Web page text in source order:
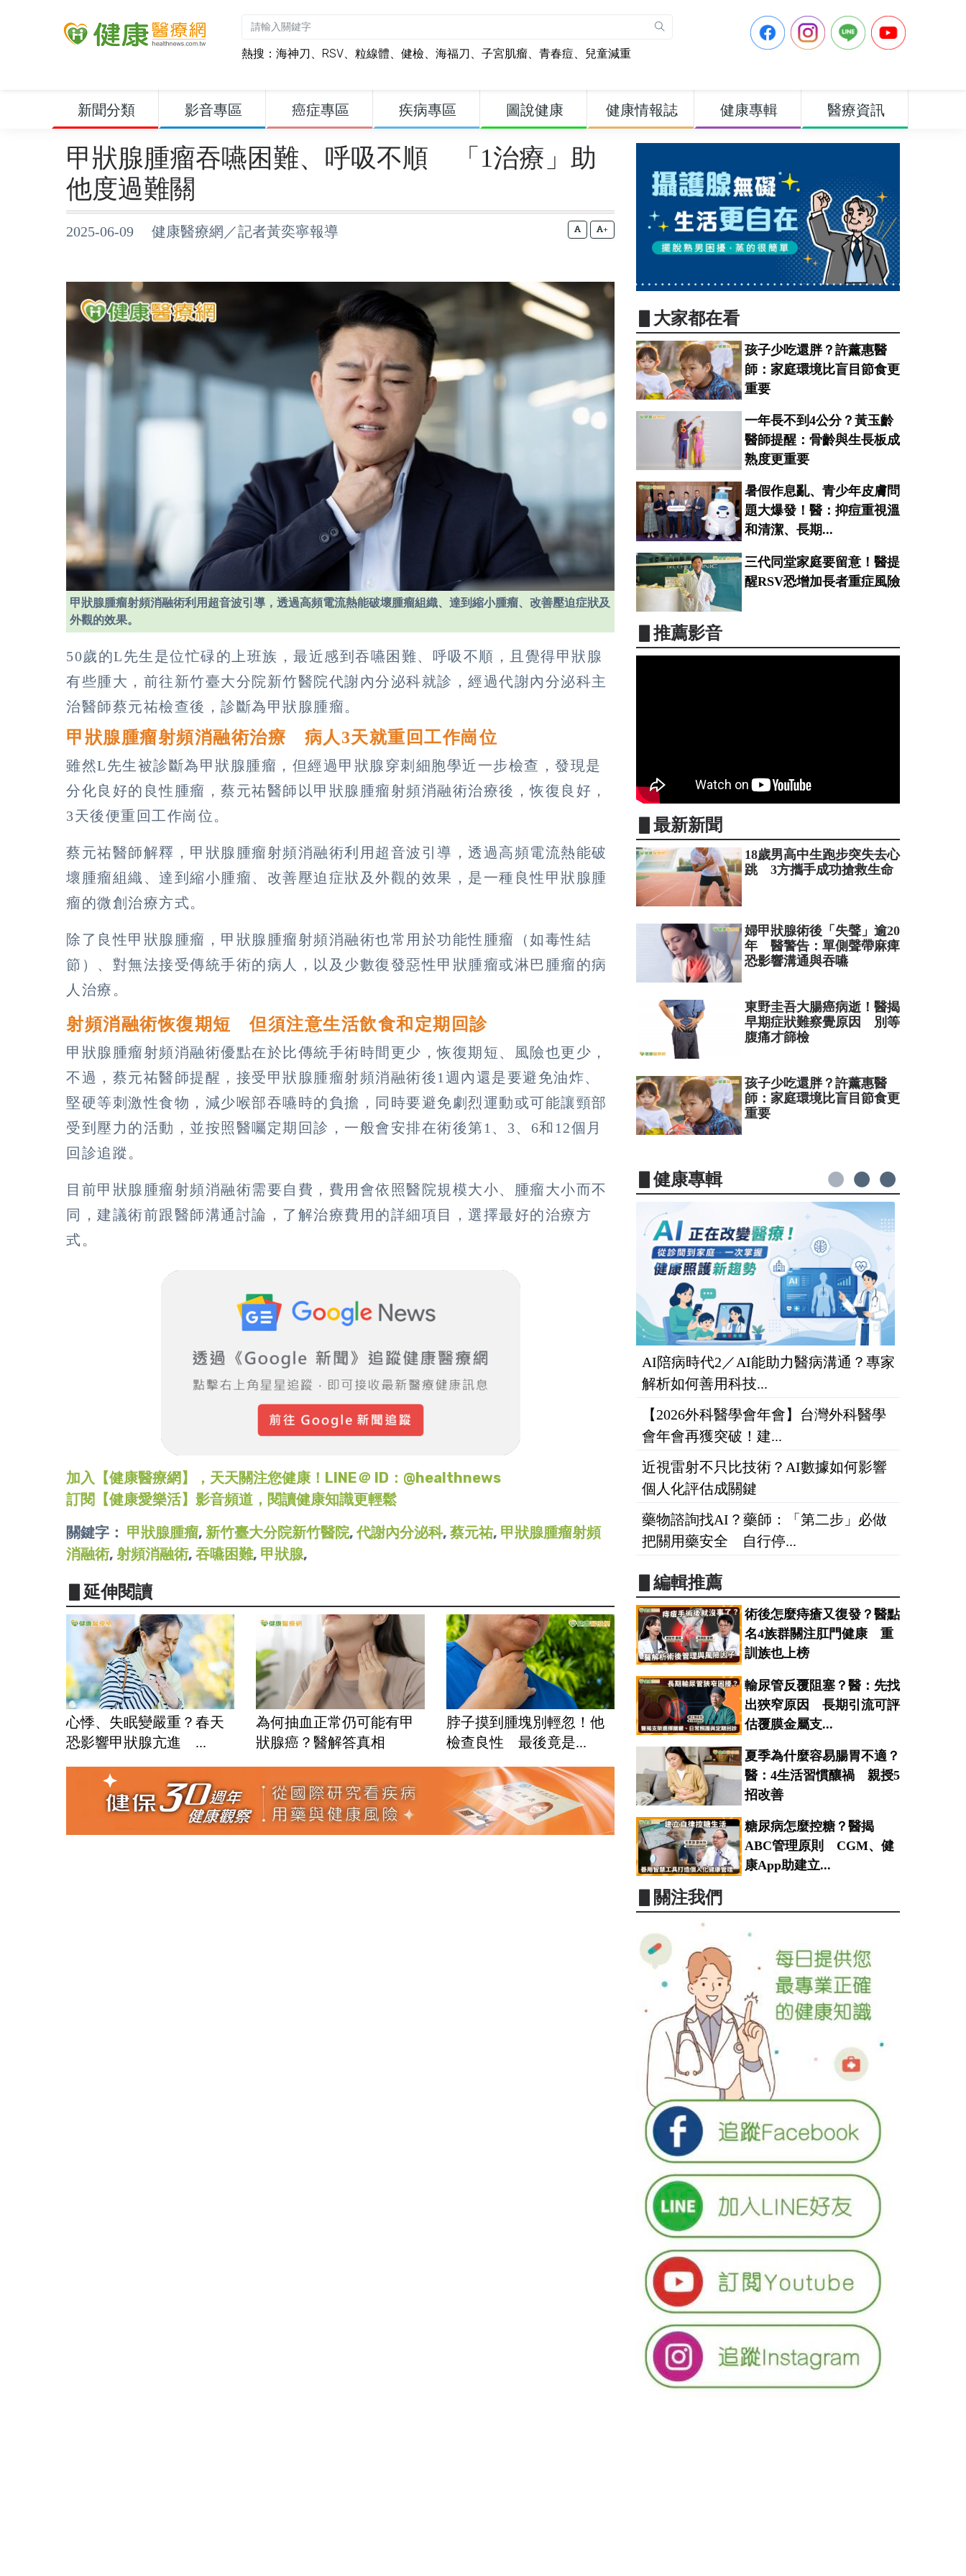
熱搜： 海神刀 、 RSV、 粒線體、 健檢、 海福刀 、 子宮肌瘤、 青春痘、 兒童減重
新聞分類 影音專區 癌症專區 疾病專區 圖說健康 健康情報誌 健康專輯 醫療資訊
甲狀腺腫瘤吞嚥困難、呼吸不順 「1治療」助
他度過難關
2025-06-09 健康醫療網／記者黃奕寧報導 +
甲狀腺腫瘤射頻消融術利用超音波引導，透過高頻電流熱能破壞腫瘤組織、達到縮小腫瘤、改善壓迫症狀及
外觀的效果。
50歲的L先生是位忙碌的上班族，最近感到吞嚥困難、呼吸不順，且覺得甲狀腺
有些腫大，前往新竹臺大分院新竹醫院代謝內分泌科就診，經過代謝內分泌科主
治醫師蔡元祐檢查後，診斷為甲狀腺腫瘤。
甲狀腺腫瘤射頻消融術治療 病人3天就重回工作崗位
雖然L先生被診斷為甲狀腺腫瘤，但經過甲狀腺穿刺細胞學近一步檢查，發現是
分化良好的良性腫瘤，蔡元祐醫師以甲狀腺腫瘤射頻消融術治療後，恢復良好，
3天後便重回工作崗位。
蔡元祐醫師解釋，甲狀腺腫瘤射頻消融術利用超音波引導，透過高頻電流熱能破
壞腫瘤組織、達到縮小腫瘤、改善壓迫症狀及外觀的效果，是一種良性甲狀腺腫
瘤的微創治療方式。
除了良性甲狀腺腫瘤，甲狀腺腫瘤射頻消融術也常用於功能性腫瘤（如毒性結
節）、對無法接受傳統手術的病人，以及少數復發惡性甲狀腫瘤或淋巴腫瘤的病
人治療。
射頻消融術恢復期短 但須注意生活飲食和定期回診
甲狀腺腫瘤射頻消融術優點在於比傳統手術時間更少，恢復期短、風險也更少，
不過，蔡元祐醫師提醒，接受甲狀腺腫瘤射頻消融術後1週內還是要避免油炸、
堅硬等刺激性食物，減少喉部吞嚥時的負擔，同時要避免劇烈運動或可能讓頸部
受到壓力的活動，並按照醫囑定期回診，一般會安排在術後第1、3、6和12個月
回診追蹤。
目前甲狀腺腫瘤射頻消融術需要自費，費用會依照醫院規模大小、腫瘤大小而不
同，建議術前跟醫師溝通討論，了解治療費用的詳細項目，選擇最好的治療方
式。
加入【健康醫療網】，天天關注您健康！LINE＠ ID：@healthnews
訂閱【健康愛樂活】影音頻道，閱讀健康知識更輕鬆
關鍵字： 甲狀腺腫瘤, 新竹臺大分院新竹醫院,代謝內分泌科, 蔡元祐, 甲狀腺腫瘤射頻
消融術, 射頻消融術, 吞嚥困難, 甲狀腺,
▋延伸閱讀
心悸、失眠變嚴重？春天
恐影響甲狀腺亢進 ...
為何抽血正常仍可能有甲
狀腺癌？醫解答真相
脖子摸到腫塊別輕忽！他
檢查良性 最後竟是...
▋大家都在看
孩子少吃還胖？許薰惠醫
師：家庭環境比盲目節食更
重要
一年長不到4公分？黃玉齡
醫師提醒：骨齡與生長板成
熟度更重要
暑假作息亂、青少年皮膚問
題大爆發！醫：抑痘重視溫
和清潔、長期...
三代同堂家庭要留意！醫提
醒RSV恐增加長者重症風險
▋推薦影音
▋最新新聞
18歲男高中生跑步突失去心
跳 3方攜手成功搶救生命
婦甲狀腺術後「失聲」逾20
年 醫警告：單側聲帶麻痺
恐影響溝通與吞嚥
東野圭吾大腸癌病逝！醫揭
早期症狀難察覺原因 別等
腹痛才篩檢
孩子少吃還胖？許薰惠醫
師：家庭環境比盲目節食更
重要
▋健康專輯
AI陪病時代2／AI能助力醫病溝通？專家
解析如何善用科技...
【2026外科醫學會年會】台灣外科醫學
會年會再獲突破！建...
近視雷射不只比技術？AI數據如何影響
個人化評估成關鍵
藥物諮詢找AI？藥師：「第二步」必做
把關用藥安全 自行停...
▋編輯推薦
術後怎麼痔瘡又復發？醫點
名4族群關注肛門健康 重
訓族也上榜
輸尿管反覆阻塞？醫：先找
出狹窄原因 長期引流可評
估覆膜金屬支...
夏季為什麼容易腸胃不適？
醫：4生活習慣釀禍 親授5
招改善
糖尿病怎麼控糖？醫揭
ABC管理原則 CGM、健
康App助建立...
▋關注我們